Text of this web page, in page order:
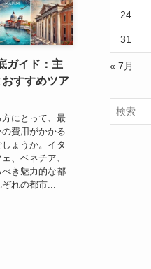
ガイド：主
すすめツア
にとって、最
費用がかかる
ょうか。イタ
、ベネチア、
き魅力的な都
れの都市...
24
31
« 7月